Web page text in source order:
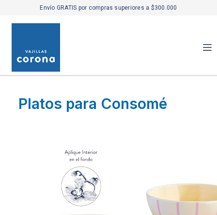
Envío GRATIS por compras superiores a $300.000
Platos para Consomé